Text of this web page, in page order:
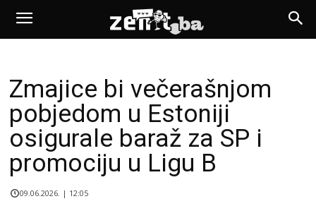
Zmajice bi večerašnjom
pobjedom u Estoniji
osigurale baraž za SP i
promociju u Ligu B
09.06.2026. | 12:05